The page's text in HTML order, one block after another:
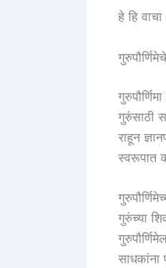
हे हि
गुरुंसाठी
राहून
स्वरूपात
गुरुंच्या
साधकांना